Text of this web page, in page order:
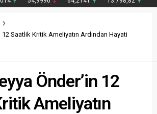
12 Saatlik Kritik Ameliyatın Ardından Hayati
Önder’in 12
Ameliyatın